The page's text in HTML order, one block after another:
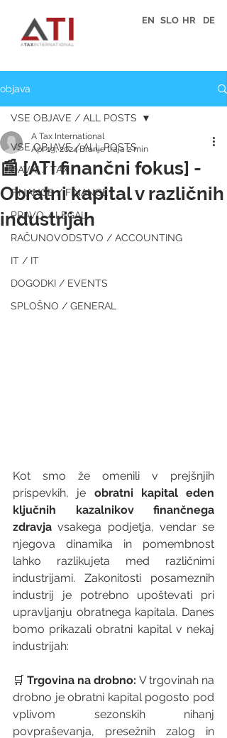
EN SLO HR DE
objava
VSE OBJAVE / ALL POSTS
DAVKI / TAX
FINANCE / FINANCE
PRAVO / LEGAL
RAČUNOVODSTVO / ACCOUNTING
IT / IT
DOGODKI / EVENTS
SPLOŠNO / GENERAL
VSE OBJAVE / ALL POSTS
📰 [ATI finančni fokus] -
Obratni kapital v različnih
industrijah
A Tax International
Apr 19, 2024 Branje traja 2 min
Kot smo že omenili v prejšnjih
prispevkih, je obratni kapital eden
ključnih kazalnikov finančnega
zdravja vsakega podjetja, vendar se
njegova dinamika in pomembnost
lahko razlikujeta med različnimi
industrijami. Zakonitosti posameznih
industrij je potrebno upoštevati pri
upravljanju obratnega kapitala. Danes
bomo prikazali obratni kapital v nekaj
industrijah:
🛒 Trgovina na drobno: V trgovinah na
drobno je obratni kapital pogosto pod
vplivom sezonskih nihanj
povpraševanja, presežnih zalog in